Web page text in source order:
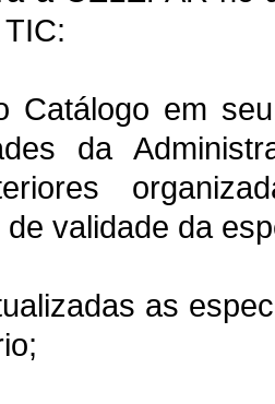
Catálogo em
da
validade da
as